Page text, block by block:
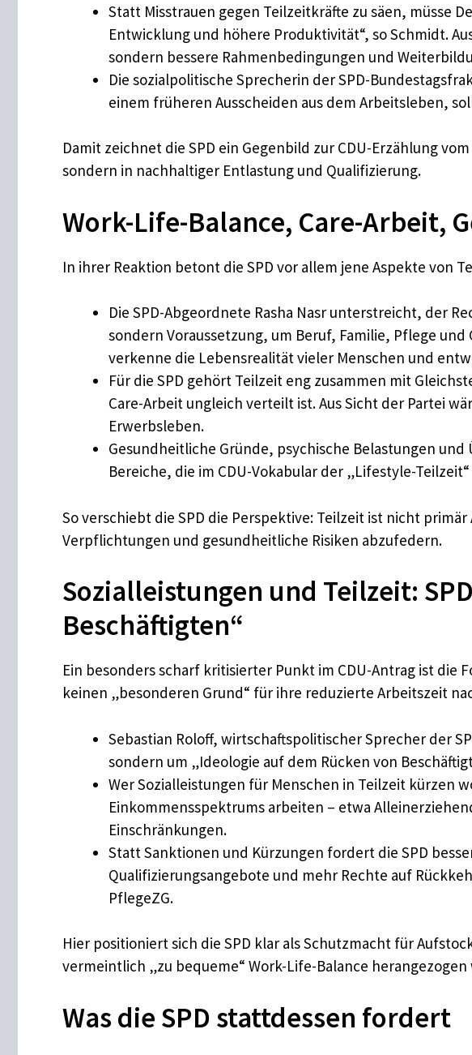
Statt Misstrauen gegen Teilzeitkräfte zu säen, müsse
Entwicklung und höhere Produktivität“, so Schmidt.
sondern bessere Rahmenbedingungen und
Die sozialpolitische Sprecherin der SPD-
einem früheren Ausscheiden aus dem Arbeitsleben,
Damit zeichnet die SPD ein Gegenbild zur CDU-Erzählung
sondern in nachhaltiger Entlastung und Qualifizierung.
Work-Life-Balance, Care-Arbeit,
In ihrer Reaktion betont die SPD vor allem jene Aspekte von
Die SPD-Abgeordnete Rasha Nasr unterstreicht, der
sondern Voraussetzung, um Beruf, Familie, Pflege
verkenne die Lebensrealität vieler Menschen und
Für die SPD gehört Teilzeit eng zusammen mit
Care-Arbeit ungleich verteilt ist. Aus Sicht der Partei
Erwerbsleben.
Gesundheitliche Gründe, psychische Belastungen
Bereiche, die im CDU-Vokabular der „Lifestyle-
So verschiebt die SPD die Perspektive: Teilzeit ist nicht
Verpflichtungen und gesundheitliche Risiken abzufedern.
Sozialleistungen und Teilzeit:
Beschäftigten“
Ein besonders scharf kritisierter Punkt im CDU-Antrag ist
keinen „besonderen Grund“ für ihre reduzierte Arbeitszeit
Sebastian Roloff, wirtschaftspolitischer Sprecher der
sondern um „Ideologie auf dem Rücken von
Wer Sozialleistungen für Menschen in Teilzeit kürzen
Einkommensspektrums arbeiten – etwa
Einschränkungen.
Statt Sanktionen und Kürzungen fordert die SPD
Qualifizierungsangebote und mehr Rechte auf
PflegeZG.
Hier positioniert sich die SPD klar als Schutzmacht für
vermeintlich „zu bequeme“ Work-Life-Balance
Was die SPD stattdessen fordert